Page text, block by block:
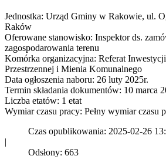
Jednostka: Urząd Gminy w Rakowie, ul.
Raków
Oferowane stanowisko: Inspektor ds.
zagospodarowania terenu
Komórka organizacyjna: Referat
Przestrzennej i Mienia Komunalnego
Data ogłoszenia naboru: 26 luty 2025r.
Termin składania dokumentów: 10 marca
Liczba etatów: 1 etat
Wymiar czasu pracy: Pełny wymiar czasu
Czas opublikowania: 2025-02-26
|
Odsłony: 663